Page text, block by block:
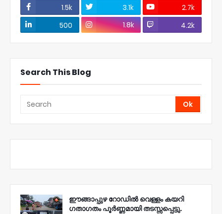
1.5k 3.1k
2.7k
500
1.8k 4.2k
Search This Blog
ഈങ്ങാപ്പുഴ റോഡിൽ വെള്ളം കയറി
ഗതാഗതം പൂർണ്ണമായി തടസ്സപ്പെട്ടു.